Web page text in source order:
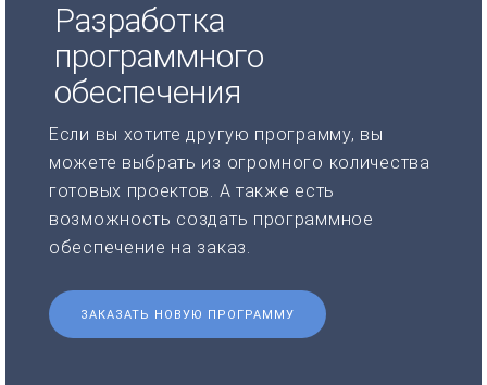
Разработка
программного
обеспечения
Если вы хотите другую программу, вы
можете выбрать из огромного количества
готовых проектов. А также есть
возможность создать программное
обеспечение на заказ.
ЗАКАЗАТЬ НОВУЮ ПРОГРАММУ